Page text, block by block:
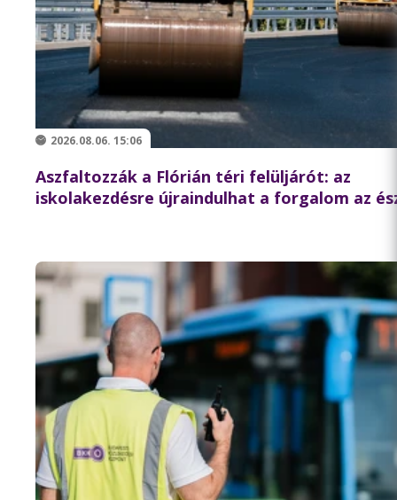
2026.08.06. 15:06
Aszfaltozzák a Flórián téri felüljárót: az
iskolakezdésre újraindulhat a forgalom az